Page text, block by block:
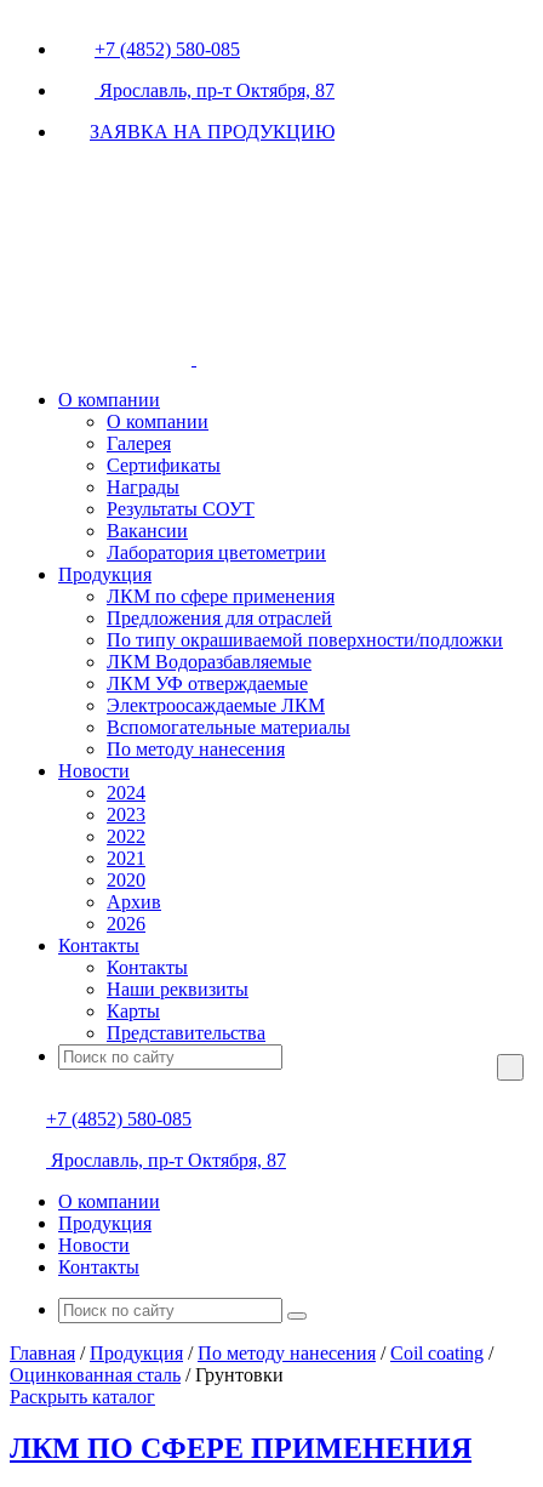
+7 (4852) 580-085
Ярославль, пр-т Октября, 87
ЗАЯВКА НА ПРОДУКЦИЮ
О компании
О компании
Галерея
Сертификаты
Награды
Результаты СОУТ
Вакансии
Лаборатория цветометрии
Продукция
ЛКМ по сфере применения
Предложения для отраслей
По типу окрашиваемой поверхности/подложки
ЛКМ Водоразбавляемые
ЛКМ УФ отверждаемые
Электроосаждаемые ЛКМ
Вспомогательные материалы
По методу нанесения
Новости
2024
2023
2022
2021
2020
Архив
2026
Контакты
Контакты
Наши реквизиты
Карты
Представительства
+7 (4852) 580-085
Ярославль, пр-т Октября, 87
О компании
Продукция
Новости
Контакты
Главная /Продукция /По методу нанесения /Coil coating /
Оцинкованная сталь /Грунтовки
Раскрыть каталог
ЛКМ ПО СФЕРЕ ПРИМЕНЕНИЯ